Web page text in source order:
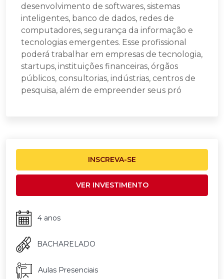
desenvolvimento de softwares, sistemas
inteligentes, banco de dados, redes de
computadores, segurança da informação e
tecnologias emergentes. Esse profissional
poderá trabalhar em empresas de tecnologia,
startups, instituições financeiras, órgãos
públicos, consultorias, indústrias, centros de
pesquisa, além de empreender seus pró
INSCREVA-SE
VER INVESTIMENTO
4 anos
BACHARELADO
Aulas Presenciais